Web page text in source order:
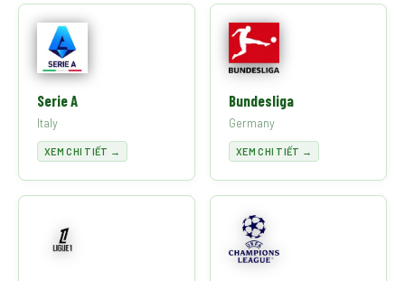
Serie A
Italy
XEM CHI TIẾT →
Bundesliga
Germany
XEM CHI TIẾT →